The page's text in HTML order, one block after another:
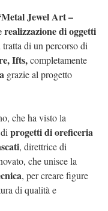
Jewel Art –
realizzazione di oggetti
tratta di un percorso di
Ifts,completamente
grazie al progetto
che ha visto la
progetti di oreficeria
, direttrice di
che unisce la
, per creare figure
di qualità e